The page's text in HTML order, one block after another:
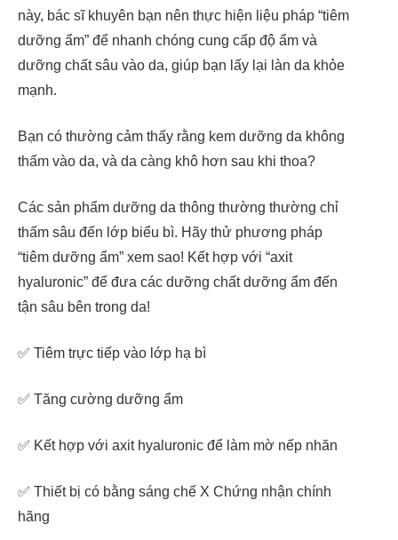
này, bác sĩ khuyên bạn nên thực hiện liệu pháp “tiêm
dưỡng ẩm” để nhanh chóng cung cấp độ ẩm và
dưỡng chất sâu vào da, giúp bạn lấy lại làn da khỏe
mạnh.
Bạn có thường cảm thấy rằng kem dưỡng da không
thấm vào da, và da càng khô hơn sau khi thoa?
Các sản phẩm dưỡng da thông thường thường chỉ
thấm sâu đến lớp biểu bì. Hãy thử phương pháp
“tiêm dưỡng ẩm” xem sao! Kết hợp với “axit
hyaluronic” để đưa các dưỡng chất dưỡng ẩm đến
tận sâu bên trong da!
✅ Tiêm trực tiếp vào lớp hạ bì
✅ Tăng cường dưỡng ẩm
✅ Kết hợp với axit hyaluronic để làm mờ nếp nhăn
✅ Thiết bị có bằng sáng chế X Chứng nhận chính
hãng